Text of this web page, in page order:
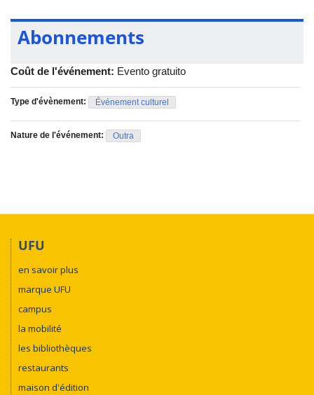
Abonnements
Coût de l'événement: Evento gratuito
Type d'évènement: Événement culturel
Nature de l'événement: Outra
UFU
en savoir plus
marque UFU
campus
la mobilité
les bibliothèques
restaurants
maison d'édition